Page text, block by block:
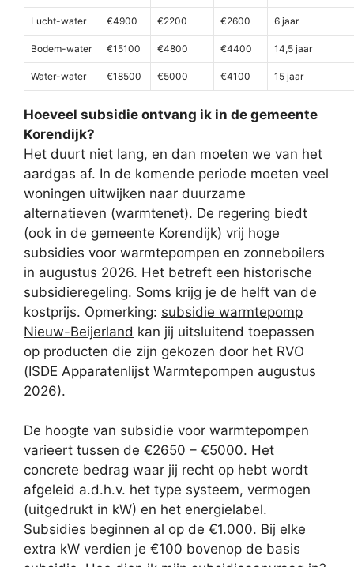
Lucht-water €4900 €2200 €2600 6 jaar
Bodem-water €15100 €4800 €4400 14,5 jaar
Water-water €18500 €5000 €4100 15 jaar
Hoeveel subsidie ontvang ik in de gemeente
Korendijk?
Het duurt niet lang, en dan moeten we van het
aardgas af. In de komende periode moeten veel
woningen uitwijken naar duurzame
alternatieven (warmtenet). De regering biedt
(ook in de gemeente Korendijk) vrij hoge
subsidies voor warmtepompen en zonneboilers
in augustus 2026. Het betreft een historische
subsidieregeling. Soms krijg je de helft van de
kostprijs. Opmerking: subsidie warmtepomp
Nieuw-Beijerland kan jij uitsluitend toepassen
op producten die zijn gekozen door het RVO
(ISDE Apparatenlijst Warmtepompen augustus
2026).
De hoogte van subsidie voor warmtepompen
varieert tussen de €2650 – €5000. Het
concrete bedrag waar jij recht op hebt wordt
afgeleid a.d.h.v. het type systeem, vermogen
(uitgedrukt in kW) en het energielabel.
Subsidies beginnen al op de €1.000. Bij elke
extra kW verdien je €100 bovenop de basis